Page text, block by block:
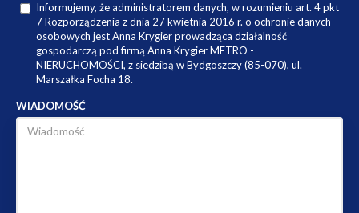
Informujemy, że administratorem danych, w rozumieniu art. 4 pkt
7 Rozporządzenia z dnia 27 kwietnia 2016 r. o ochronie danych
osobowych jest Anna Krygier prowadząca działalność
gospodarczą pod firmą Anna Krygier METRO -
NIERUCHOMOŚCI, z siedzibą w Bydgoszczy (85-070), ul.
Marszałka Focha 18.
WIADOMOŚĆ